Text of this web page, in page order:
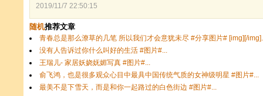
2019/11/7 22:50:15